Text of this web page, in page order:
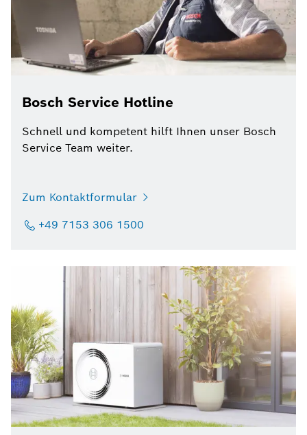
Bosch Service Hotline
Schnell und kompetent hilft Ihnen unser Bosch
Service Team weiter.
Zum Kontaktformular
+49 7153 306 1500